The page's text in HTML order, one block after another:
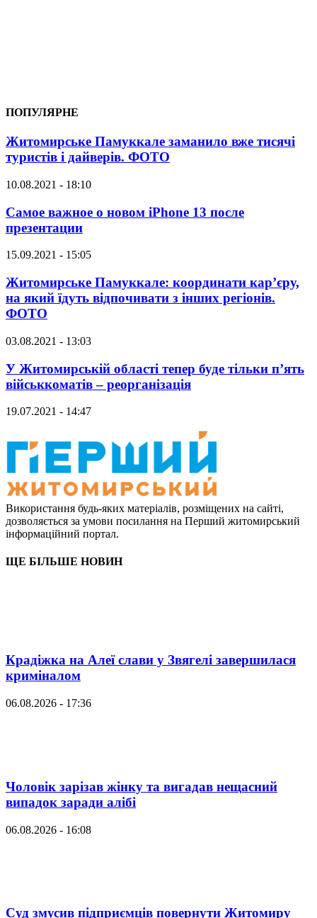
ПОПУЛЯРНЕ
Житомирське Памуккале заманило вже тисячі
туристів і дайверів. ФОТО
10.08.2021 - 18:10
Самое важное о новом iPhone 13 после
презентации
15.09.2021 - 15:05
Житомирське Памуккале: координати кар’єру,
на який їдуть відпочивати з інших регіонів.
ФОТО
03.08.2021 - 13:03
У Житомирській області тепер буде тільки п’ять
військкоматів – реорганізація
19.07.2021 - 14:47
Використання будь-яких матеріалів, розміщених на сайті,
дозволяється за умови посилання на Перший житомирський
інформаційний портал.
ЩЕ БІЛЬШЕ НОВИН
Крадіжка на Алеї слави у Звягелі завершилася
криміналом
06.08.2026 - 17:36
Чоловік зарізав жінку та вигадав нещасний
випадок заради алібі
06.08.2026 - 16:08
Суд змусив підприємців повернути Житомиру